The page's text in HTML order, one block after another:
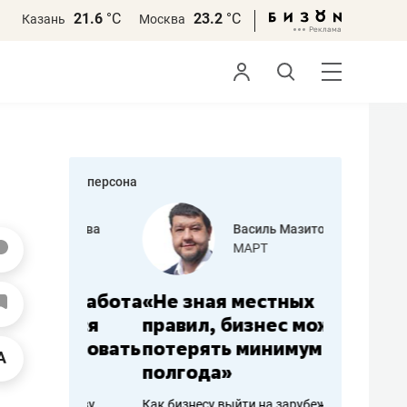
Казань 21.6 °С Москва 23.2 °С
персона
работа
Василь Мазитов
МАРТ
«Не зная местных
правил, бизнес может
потерять минимум
полгода»